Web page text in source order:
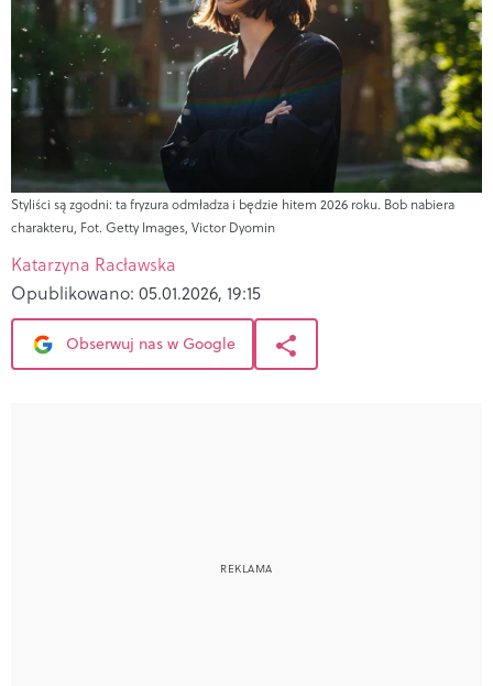
Styliści są zgodni: ta fryzura odmładza i będzie hitem 2026 roku. Bob nabiera
charakteru, Fot. Getty Images, Victor Dyomin
Katarzyna Racławska
Opublikowano: 05.01.2026, 19:15
Obserwuj nas w Google